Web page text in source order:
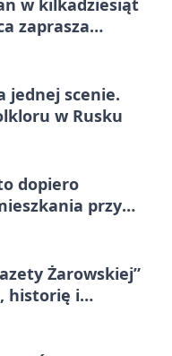
w kilkadziesiąt
zaprasza
jednej scenie.
w Rusku
dopiero
przy
Żarowskiej”
historię i